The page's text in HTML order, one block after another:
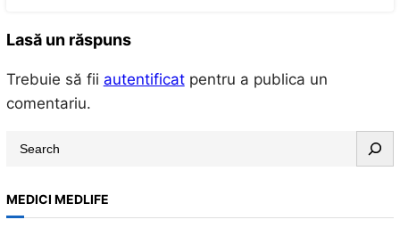
Lasă un răspuns
Trebuie să fii autentificatpentru a publica un
comentariu.
a
r
MEDICI MEDLIFE